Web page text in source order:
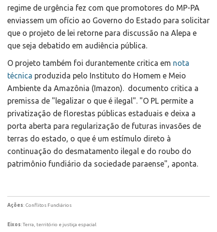
regime de urgência fez com que promotores do MP-PA
enviassem um ofício ao Governo do Estado para solicitar
que o projeto de lei retorne para discussão na Alepa e
que seja debatido em audiência pública.
O projeto também foi durantemente critica em nota
técnica produzida pelo Instituto do Homem e Meio
Ambiente da Amazônia (Imazon). documento critica a
premissa de "legalizar o que é ilegal". "O PL permite a
privatização de florestas públicas estaduais e deixa a
porta aberta para regularização de futuras invasões de
terras do estado, o que é um estímulo direto à
continuação do desmatamento ilegal e do roubo do
patrimônio fundiário da sociedade paraense", aponta.
Ações: Conflitos Fundiários
Eixos: Terra, território e justiça espacial